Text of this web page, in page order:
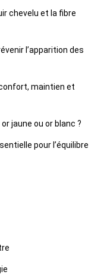
chevelu et la fibre
l’apparition des
maintien et
jaune ou or blanc ?
pour l’équilibre